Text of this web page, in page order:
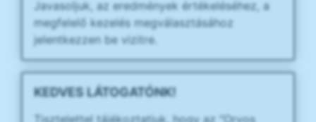
Javasoljuk, az eredmények értékeléséhez, a
megfelelő kezelés megválasztásához
jelentkezzen be vizitre.
KEDVES LÁTOGATÓNK!